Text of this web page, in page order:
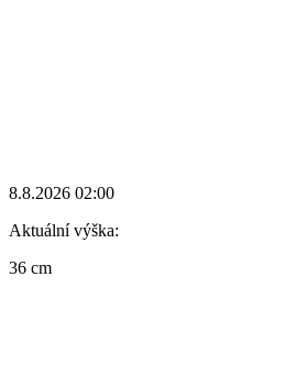
8.8.2026 02:00
Aktuální výška:
36 cm